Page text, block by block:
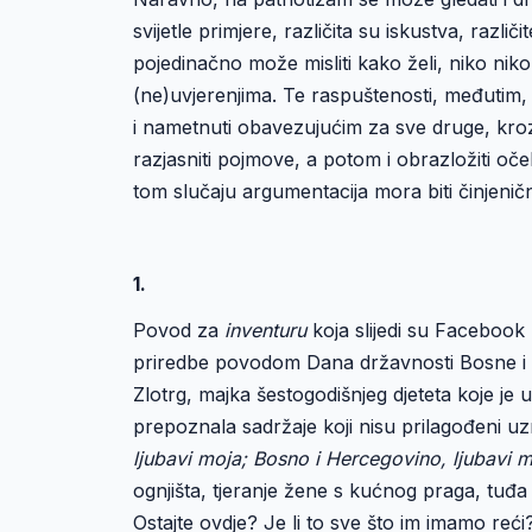
svijetle primjere, različita su iskustva,
pojedinačno može misliti kako želi, niko
(ne)uvjerenjima. Te raspuštenosti,
i nametnuti obavezujućim za sve druge,
razjasniti pojmove, a potom i obrazložiti
tom slučaju argumentacija mora biti
1.
Povod za inventurukoja slijedi su
priredbe povodom Dana državnosti Bosne
Zlotrg, majka šestogodišnjeg djeteta koje
prepoznala sadržaje koji nisu prilagođeni
ljubavi moja; Bosno i Hercegovino, ljubavi
ognjišta, tjeranje žene s kućnog praga,
Ostajte ovdje? Je li to sve što im imamo